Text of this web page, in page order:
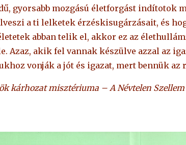
gyorsabb mozgású életforgást indítotok
a ti lelketek érzéskisugárzásait, és
abban telik el, akkor ez az
Azaz, akik fel vannak készülve azzal az
vonják a jót és igazat, mert bennük az
kárhozat misztériuma – A Névtelen